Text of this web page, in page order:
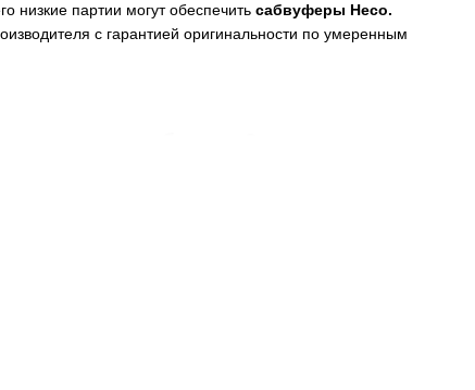
низкие партии могут обеспечить сабвуферы Heco.
с гарантией оригинальности по умеренным